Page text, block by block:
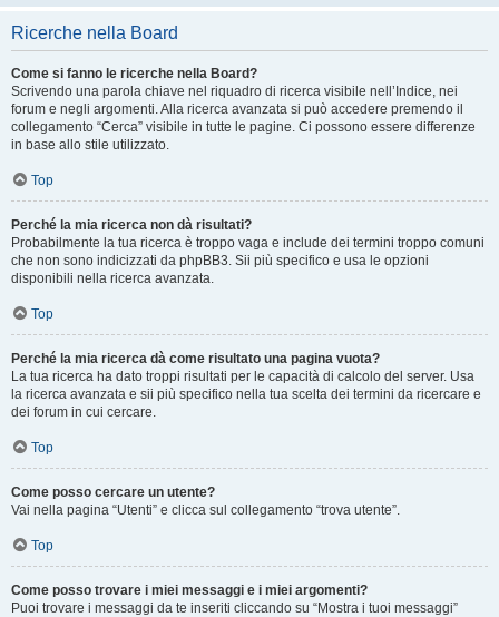
Ricerche nella Board
Come si fanno le ricerche nella Board?
Scrivendo una parola chiave nel riquadro di ricerca visibile nell’Indice, nei
forum e negli argomenti. Alla ricerca avanzata si può accedere premendo il
collegamento “Cerca” visibile in tutte le pagine. Ci possono essere differenze
in base allo stile utilizzato.
Top
Perché la mia ricerca non dà risultati?
Probabilmente la tua ricerca è troppo vaga e include dei termini troppo comuni
che non sono indicizzati da phpBB3. Sii più specifico e usa le opzioni
disponibili nella ricerca avanzata.
Top
Perché la mia ricerca dà come risultato una pagina vuota?
La tua ricerca ha dato troppi risultati per le capacità di calcolo del server. Usa
la ricerca avanzata e sii più specifico nella tua scelta dei termini da ricercare e
dei forum in cui cercare.
Top
Come posso cercare un utente?
Vai nella pagina “Utenti” e clicca sul collegamento “trova utente”.
Top
Come posso trovare i miei messaggi e i miei argomenti?
Puoi trovare i messaggi da te inseriti cliccando su “Mostra i tuoi messaggi”